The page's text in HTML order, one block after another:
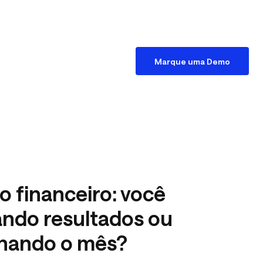
Marque uma Demo
Relatórios Financeiros
financeiro: você
resultados ou
o mês?